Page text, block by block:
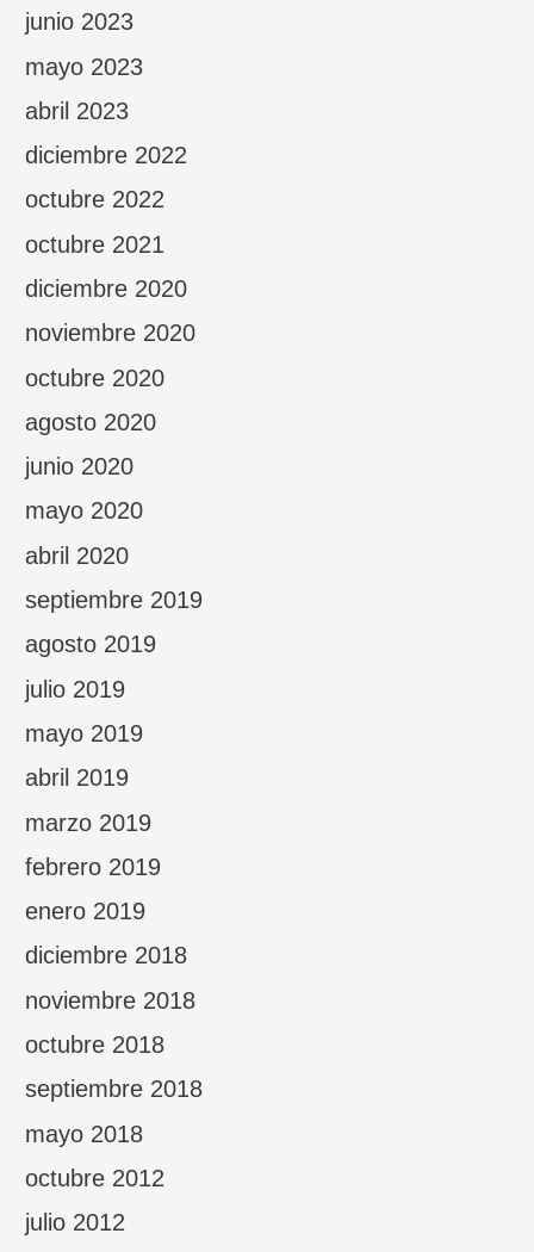
junio 2023
mayo 2023
abril 2023
diciembre 2022
octubre 2022
octubre 2021
diciembre 2020
noviembre 2020
octubre 2020
agosto 2020
junio 2020
mayo 2020
abril 2020
septiembre 2019
agosto 2019
julio 2019
mayo 2019
abril 2019
marzo 2019
febrero 2019
enero 2019
diciembre 2018
noviembre 2018
octubre 2018
septiembre 2018
mayo 2018
octubre 2012
julio 2012